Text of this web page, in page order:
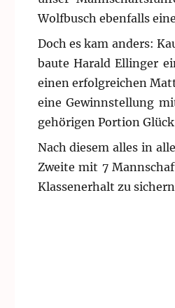
Wolfbusch ebenfalls
Doch es kam anders:
baute Harald Ellinger
einen erfolgreichen
eine Gewinnstellung
gehörigen Portion
Nach diesem alles in
Zweite mit 7
Klassenerhalt zu